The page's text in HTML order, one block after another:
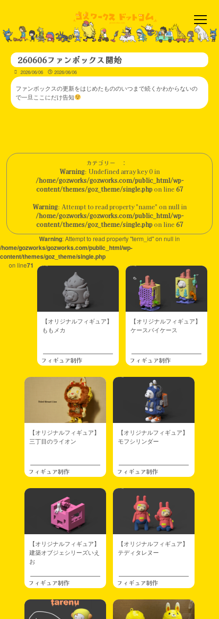
260606ファンボックス開始
2026/06/06 2026/06/06
ファンボックスの更新をはじめたもののいつまで続くかわからないの
で一旦ここにだけ告知
カテゴリー ：
Warning: Undefined array key 0 in
/home/gozworks/gozworks.com/public_html/wp-
content/themes/goz_theme/single.phpon line67
Warning: Attempt to read property "name" on null in
/home/gozworks/gozworks.com/public_html/wp-
content/themes/goz_theme/single.phpon line67
Warning: Attempt to read property "term_id" on null in
/home/gozworks/gozworks.com/public_html/wp-
content/themes/goz_theme/single.php
on line71
【オリジナルフィギュア】
ももメカ
フィギュア制作
【オリジナルフィギュア】
ケースバイケース
フィギュア制作
【オリジナルフィギュア】
三丁目のライオン
フィギュア制作
【オリジナルフィギュア】
モフシリンダー
フィギュア制作
【オリジナルフィギュア】
建築オブジェシリーズいえ
お
フィギュア制作
【オリジナルフィギュア】
テディタレヌー
フィギュア制作